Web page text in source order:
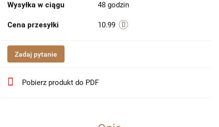
Wysyłka w ciągu 48 godzin
Cena przesyłki 10.99
Zadaj pytanie
Pobierz produkt do PDF